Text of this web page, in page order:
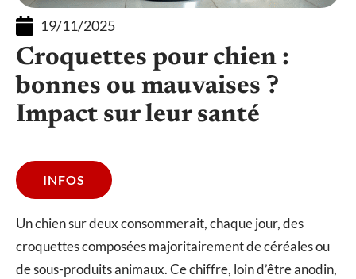
19/11/2025
Croquettes pour chien :
bonnes ou mauvaises ?
Impact sur leur santé
INFOS
Un chien sur deux consommerait, chaque jour, des
croquettes composées majoritairement de céréales ou
de sous-produits animaux. Ce chiffre, loin d’être anodin,